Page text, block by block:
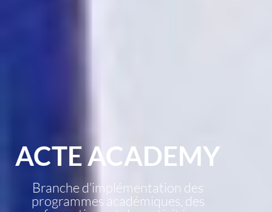
ACTE ACADEMY
Branche d’implémentation des
programmes académiques, des